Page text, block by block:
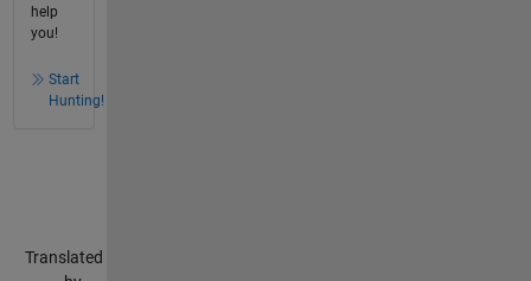
help
you!
Start
Hunting!
Translated